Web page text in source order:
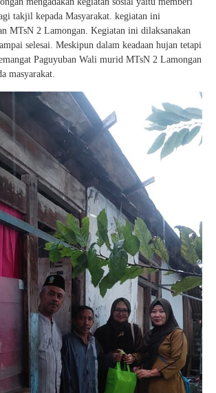
takjil kepada Masyarakat. kegiatan ini
MTsN 2 Lamongan. Kegiatan ini dilaksanakan
selesai. Meskipun dalam keadaan hujan tetapi
Paguyuban Wali murid MTsN 2 Lamongan
masyarakat.